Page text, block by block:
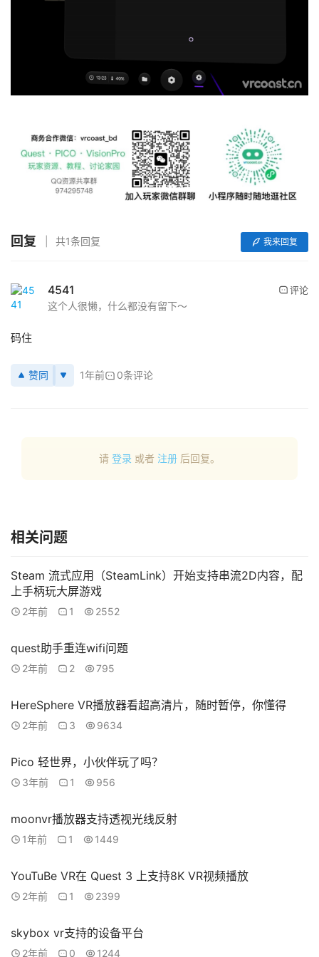
用
V
R
备
排
点
论
社
区
登录 注册
回复 共1条回复 我来回复
4541
这个人很懒，什么都没有留下～
评论
码住
赞同 1年前 0条评论
请 登录 或者 注册 后回复。
相关问题
Steam 流式应用（SteamLink）开始支持串流2D内容，配
上手柄玩大屏游戏
2年前 1 2552
quest助手重连wifi问题
2年前 2 795
HereSphere VR播放器看超高清片，随时暂停，你懂得
2年前 3 9634
Pico 轻世界，小伙伴玩了吗？
3年前 1 956
moonvr播放器支持透视光线反射
1年前 1 1449
YouTuBe VR在 Quest 3 上支持8K VR视频播放
2年前 1 2399
skybox vr支持的设备平台
2年前 0 1244